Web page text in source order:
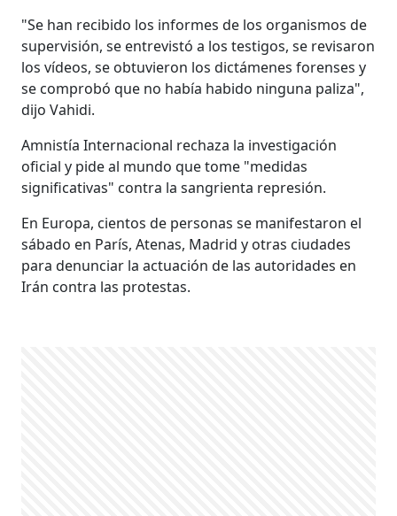
"Se han recibido los informes de los organismos de
supervisión, se entrevistó a los testigos, se revisaron
los vídeos, se obtuvieron los dictámenes forenses y
se comprobó que no había habido ninguna paliza",
dijo Vahidi.
Amnistía Internacional rechaza la investigación
oficial y pide al mundo que tome "medidas
significativas" contra la sangrienta represión.
En Europa, cientos de personas se manifestaron el
sábado en París, Atenas, Madrid y otras ciudades
para denunciar la actuación de las autoridades en
Irán contra las protestas.